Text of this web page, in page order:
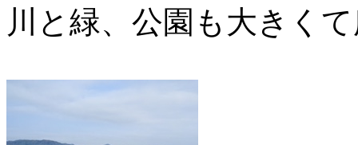
川と緑、公園も大きく